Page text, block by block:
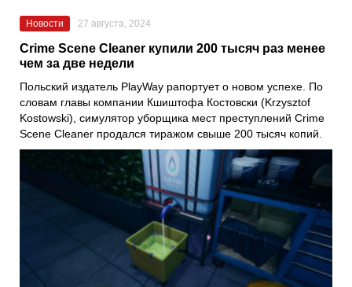
Новости 27 августа, 2024
Crime Scene Cleaner купили 200 тысяч раз менее
чем за две недели
Польский издатель PlayWay рапортует о новом успехе. По
словам главы компании Кшиштофа Костовски (Krzysztof
Kostowski), симулятор уборщика мест преступлений Crime
Scene Cleaner продался тиражом свыше 200 тысяч копий.